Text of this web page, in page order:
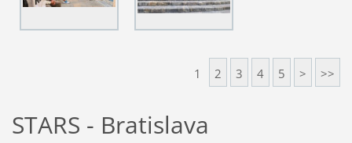
1 2 3 4 5 > >>
STARS - Bratislava